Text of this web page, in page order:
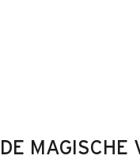
Commerciële
DE MAGISCHE